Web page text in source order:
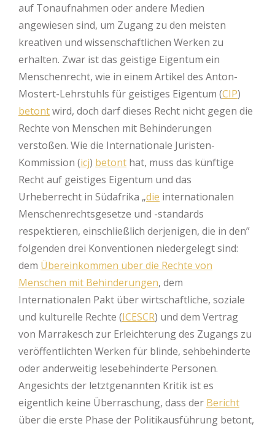
auf Tonaufnahmen oder andere Medien
angewiesen sind, um Zugang zu den meisten
kreativen und wissenschaftlichen Werken zu
erhalten. Zwar ist das geistige Eigentum ein
Menschenrecht, wie in einem Artikel des Anton-
Mostert-Lehrstuhls für geistiges Eigentum (CIP)
betontwird, doch darf dieses Recht nicht gegen die
Rechte von Menschen mit Behinderungen
verstoßen. Wie die Internationale Juristen-
Kommission (icj) betont hat, muss das künftige
Recht auf geistiges Eigentum und das
Urheberrecht in Südafrika „die internationalen
Menschenrechtsgesetze und -standards
respektieren, einschließlich derjenigen, die in den”
folgenden drei Konventionen niedergelegt sind:
dem Übereinkommen über die Rechte von
Menschen mit Behinderungen, dem
Internationalen Pakt über wirtschaftliche, soziale
und kulturelle Rechte (ICESCR) und dem Vertrag
von Marrakesch zur Erleichterung des Zugangs zu
veröffentlichten Werken für blinde, sehbehinderte
oder anderweitig lesebehinderte Personen.
Angesichts der letztgenannten Kritik ist es
eigentlich keine Überraschung, dass der Bericht
über die erste Phase der Politikausführung betont,